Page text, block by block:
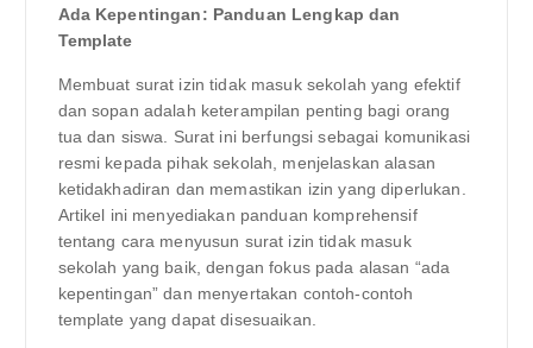
Ada Kepentingan: Panduan Lengkap dan
Template
Membuat surat izin tidak masuk sekolah yang efektif
dan sopan adalah keterampilan penting bagi orang
tua dan siswa. Surat ini berfungsi sebagai komunikasi
resmi kepada pihak sekolah, menjelaskan alasan
ketidakhadiran dan memastikan izin yang diperlukan.
Artikel ini menyediakan panduan komprehensif
tentang cara menyusun surat izin tidak masuk
sekolah yang baik, dengan fokus pada alasan “ada
kepentingan” dan menyertakan contoh-contoh
template yang dapat disesuaikan.